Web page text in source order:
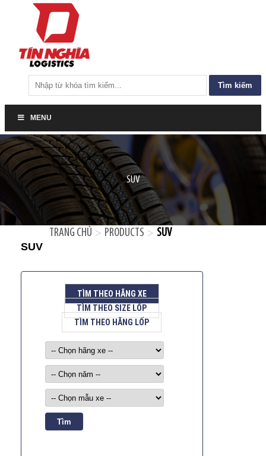
kiếm
MENU
SUV
TRANG CHỦ > PRODUCTS > SUV
SUV
TÌM THEO HÃNG XE
TÌM THEO SIZE LỐP
TÌM THEO HÃNG LỐP